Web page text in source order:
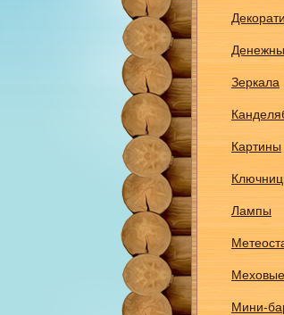
Зеркала
Картины
Лампы
Мини-